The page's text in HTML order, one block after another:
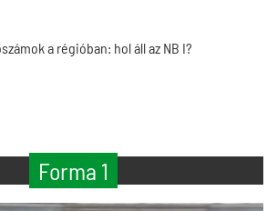
a régióban: hol áll az NB I?
Forma 1